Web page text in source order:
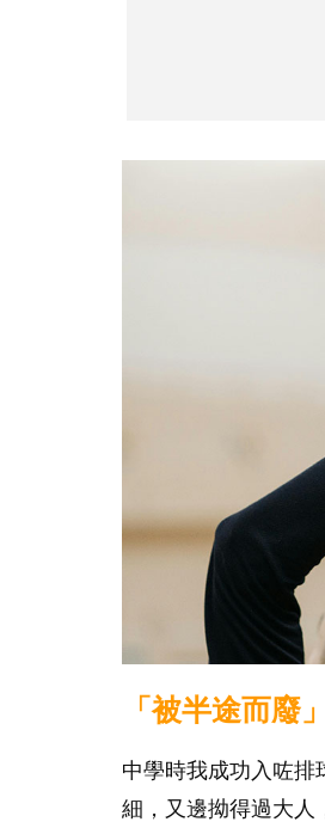
「被半途而廢
中學時我成功入咗排
細，又邊拗得過大人